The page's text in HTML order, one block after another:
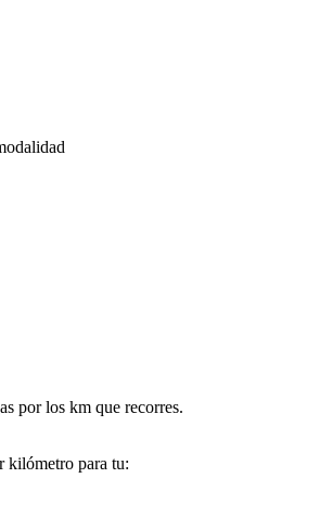
por los km que recorres.
kilómetro para tu: